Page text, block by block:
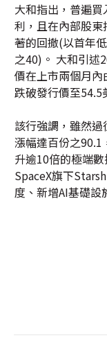
大和指出，普遍
利，且在內部股
著的回撤(以首年
之40)。 大和引述
價在上市兩個月
跌破發行價至54.5
該行強調，雖然
漲幅達百份之
升逾10倍的極端
SpaceX旗下
度、新增AI基礎設